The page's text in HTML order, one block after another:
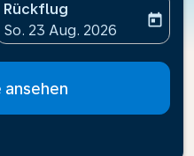
aria-label
Rückflug
fc-booking-return-date-
So. 23 Aug. 2026
today